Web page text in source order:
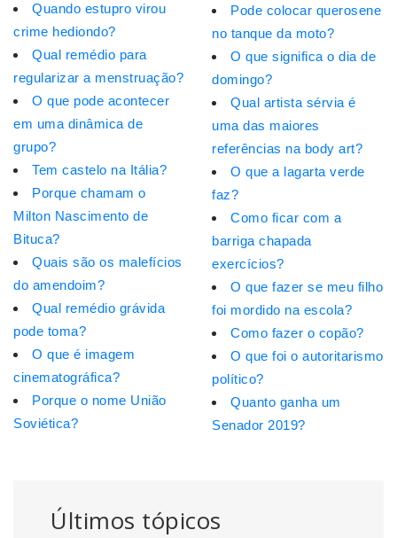
Últimos tópicos
Quando estupro virou
crime hediondo?
Qual remédio para
regularizar a menstruação?
O que pode acontecer
em uma dinâmica de
grupo?
Tem castelo na Itália?
Porque chamam o
Milton Nascimento de
Bituca?
Quais são os malefícios
do amendoim?
Qual remédio grávida
pode toma?
O que é imagem
cinematográfica?
Porque o nome União
Soviética?
Pode colocar querosene
no tanque da moto?
O que significa o dia de
domingo?
Qual artista sérvia é
uma das maiores
referências na body art?
O que a lagarta verde
faz?
Como ficar com a
barriga chapada
exercícios?
O que fazer se meu filho
foi mordido na escola?
Como fazer o copão?
O que foi o autoritarismo
político?
Quanto ganha um
Senador 2019?